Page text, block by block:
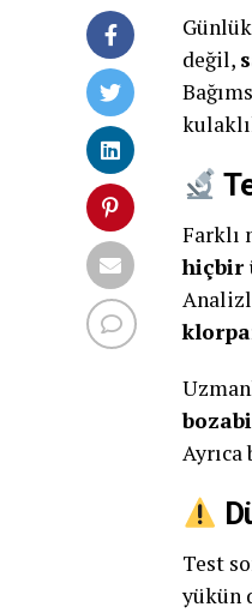
değil,
Farklı
hiçbir
Ayrıca
Test
yükün